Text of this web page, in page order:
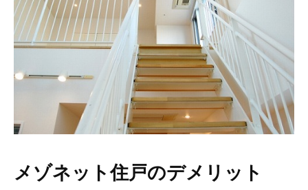
メゾネット住戸のデメリット